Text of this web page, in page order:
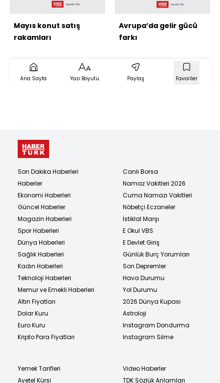
Mayıs konut satış
rakamları
Avrupa’da gelir gücü
farkı
Ana Sayfa Yazı Boyutu Paylaş Favoriler
Son Dakika Haberleri
Haberler
Ekonomi Haberleri
Güncel Haberler
Magazin Haberleri
Spor Haberleri
Dünya Haberleri
Sağlık Haberleri
Kadın Haberleri
Teknoloji Haberleri
Memur ve Emekli Haberleri
Altın Fiyatları
Dolar Kuru
Euro Kuru
Kripto Para Fiyatları
Canlı Borsa
Namaz Vakitleri 2026
Cuma Namazı Vakitleri
Nöbetçi Eczaneler
İstiklal Marşı
E Okul VBS
E Devlet Giriş
Günlük Burç Yorumları
Son Depremler
Hava Durumu
Yol Durumu
2026 Dünya Kupası
Astroloji
Instagram Dondurma
Instagram Silme
Yemek Tarifleri
Ayetel Kürsi
Video Haberler
TDK Sözlük Anlamları